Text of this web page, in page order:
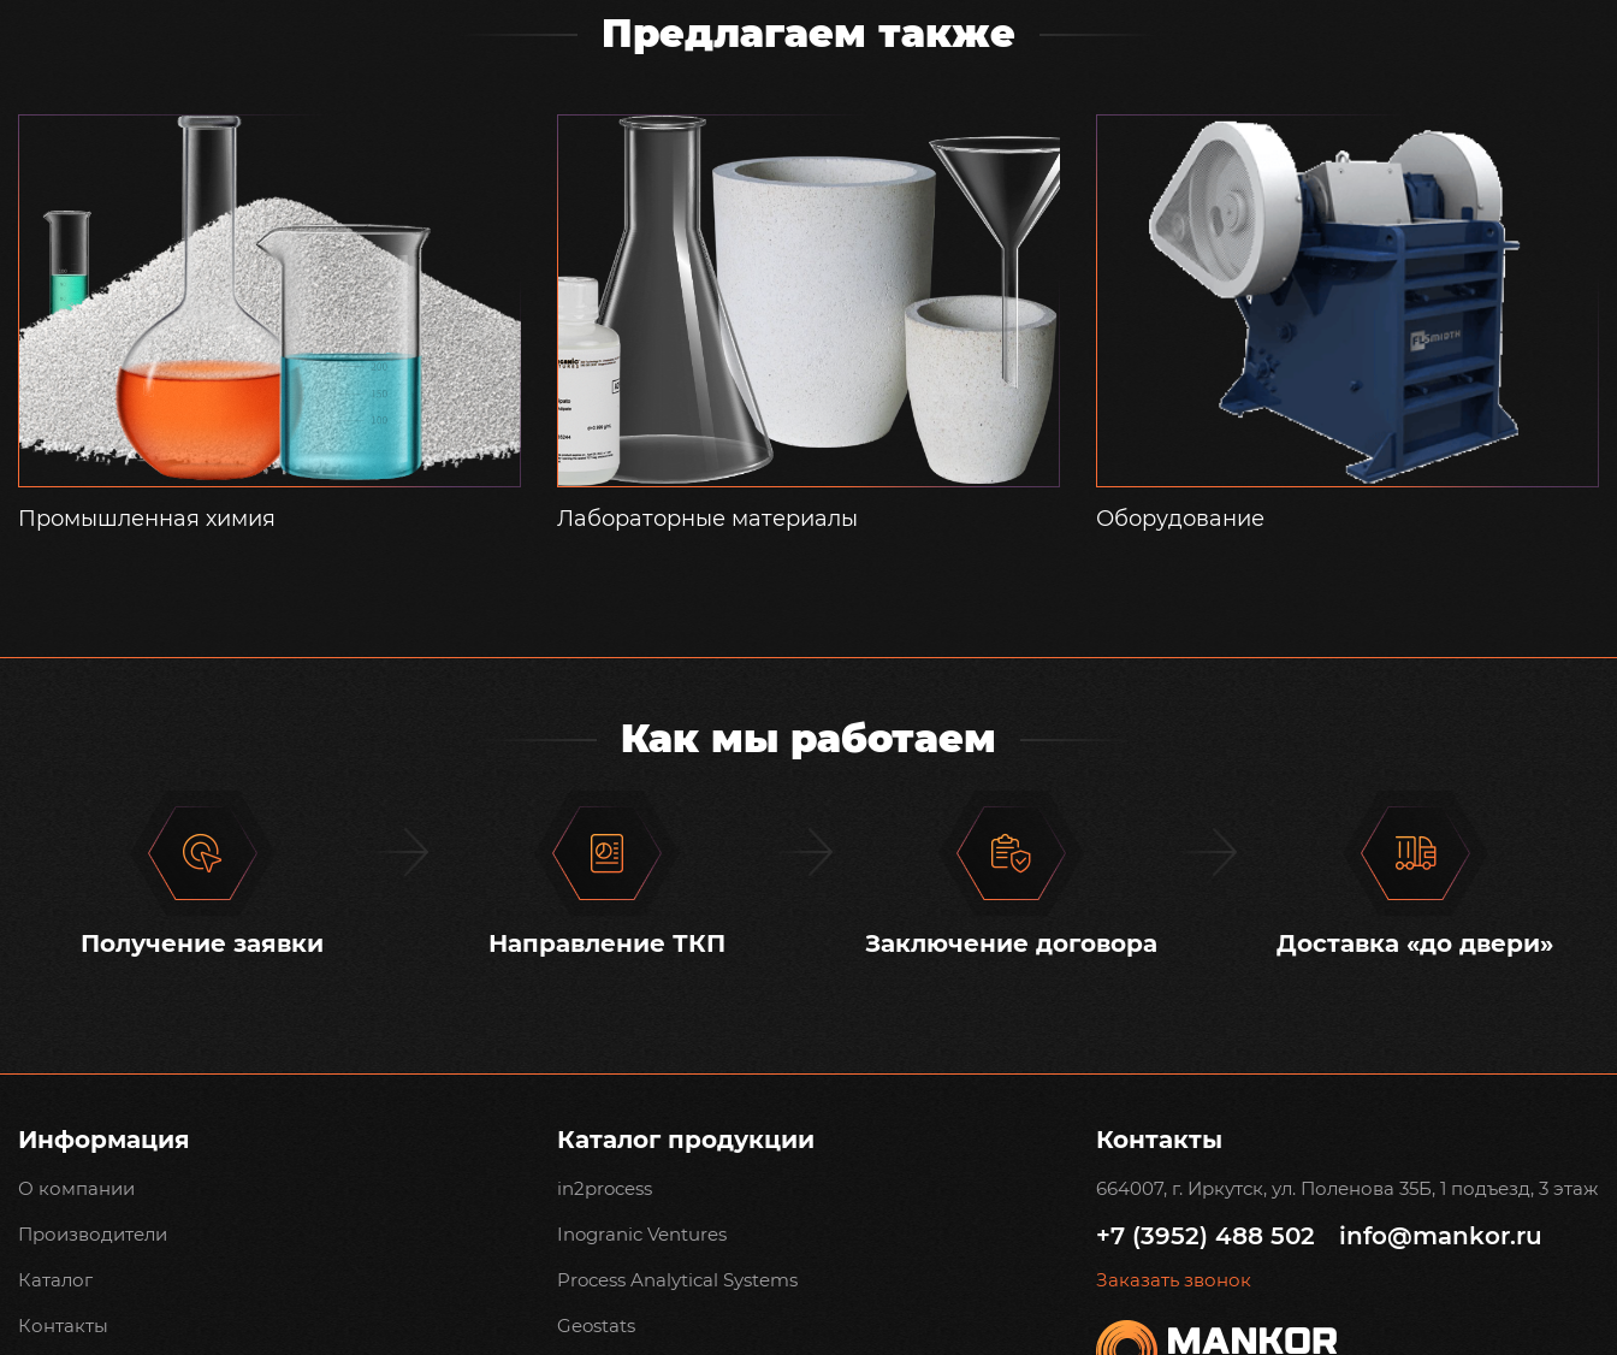
Предлагаем также
Промышленная химия Лабораторные материалы Оборудование
Как мы работаем
Получение заявки Направление ТКП Заключение договора Доставка «до двери»
Информация
О компании
Производители
Каталог
Контакты
Каталог продукции
in2process
Inogranic Ventures
Process Analytical Systems
Geostats
Контакты
664007, г. Иркутск, ул. Поленова 35Б, 1 подъезд, 3 этаж
+7 (3952) 488 502 info@mankor.ru
Заказать звонок